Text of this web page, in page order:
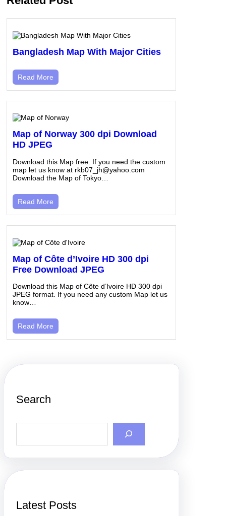
Bangladesh Map With Major Cities
Read More
Map of Norway 300 dpi Download
HD JPEG
Download this Map free. If you need the custom
map let us know at rkb07_jh@yahoo.com
Download the Map of Tokyo…
Read More
Map of Côte d’Ivoire HD 300 dpi
Free Download JPEG
Download this Map of Côte d’Ivoire HD 300 dpi
JPEG format. If you need any custom Map let us
know…
Read More
Search
S
Latest Posts